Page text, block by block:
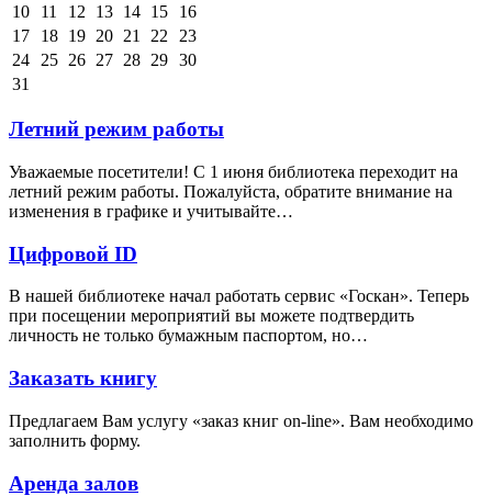
10
11 12 13 14 15
16
17
18 19 20 21 22
23
24
25 26 27 28 29 30
31
Летний режим работы
Уважаемые посетители! С 1 июня библиотека переходит на
летний режим работы. Пожалуйста, обратите внимание на
изменения в графике и учитывайте…
Цифровой ID
В нашей библиотеке начал работать сервис «Госкан». Теперь
при посещении мероприятий вы можете подтвердить
личность не только бумажным паспортом, но…
Заказать книгу
Предлагаем Вам услугу «заказ книг on-line». Вам необходимо
заполнить форму.
Аренда залов